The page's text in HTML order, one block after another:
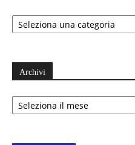
Categorie
Archivi
Archivi